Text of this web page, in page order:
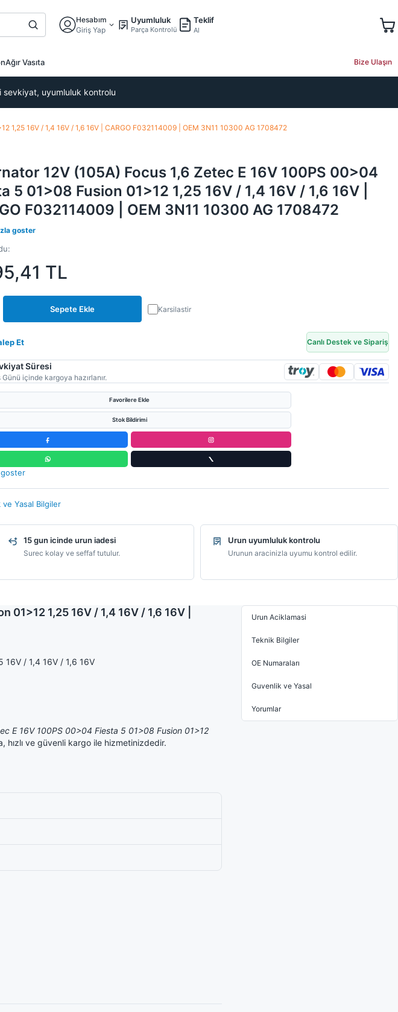
Hesabım
Giriş Yap
Uyumluluk
Parça Kontrolü
Teklif
Al
Ağır Vasıta Bize Ulaşın
sevkiyat, uyumluluk kontrolu
1,25 16V / 1,4 16V / 1,6 16V | CARGO F032114009 | OEM 3N11 10300 AG 1708472
12V (105A) Focus 1,6 Zetec E 16V 100PS 00>04
5 01>08 Fusion 01>12 1,25 16V / 1,4 16V / 1,6 16V |
F032114009 | OEM 3N11 10300 AG 1708472
goster
TL
Sepete Ekle Karsilastir
Et Canlı Destek ve Sipariş
Süresi
Günü içinde kargoya hazırlanır.
Favorilere Ekle
Stok Bildirimi
ve Yasal Bilgiler
15 gun icinde urun iadesi
Surec kolay ve seffaf tutulur.
Urun uyumluluk kontrolu
Urunun aracinizla uyumu kontrol edilir.
1,25 16V / 1,4 16V / 1,6 16V |
16V / 1,4 16V / 1,6 16V
E 16V 100PS 00>04 Fiesta 5 01>08 Fusion 01>12
ve güvenli kargo ile hizmetinizdedir.
Urun Aciklamasi
Teknik Bilgiler
OE Numaraları
Guvenlik ve Yasal
Yorumlar